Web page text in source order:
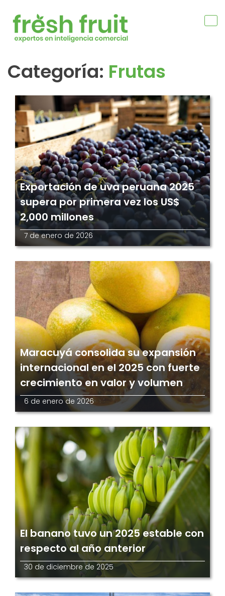
content
Categoría: Frutas
Exportación de uva peruana 2025
supera por primera vez los US$
2,000 millones
7 de enero de 2026
Maracuyá consolida su expansión
internacional en el 2025 con fuerte
crecimiento en valor y volumen
6 de enero de 2026
El banano tuvo un 2025 estable con
respecto al año anterior
30 de diciembre de 2025
Navegación
de
entradas